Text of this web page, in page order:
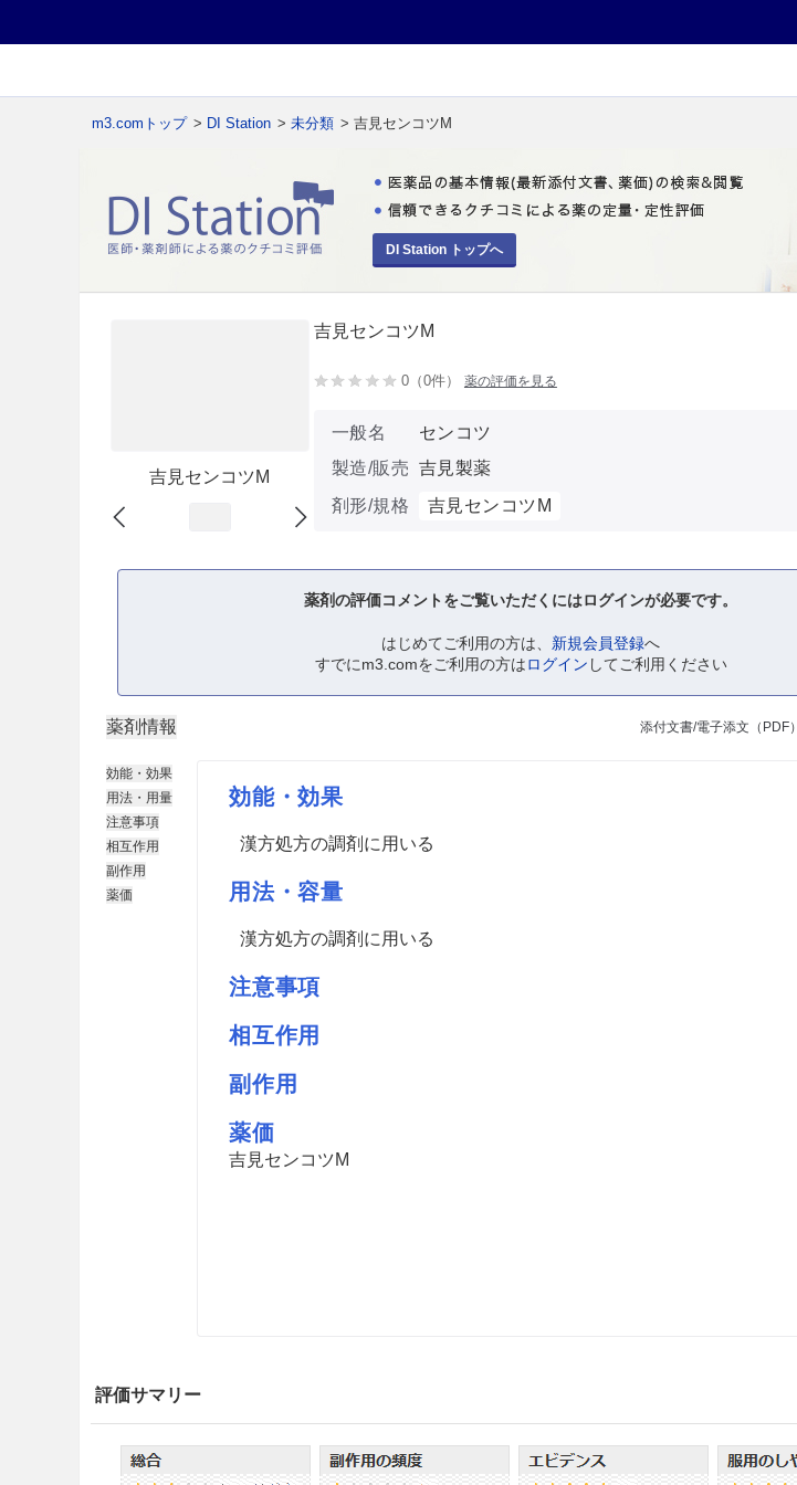
m3.comトップ > DI Station > 未分類 > 吉見センコツM
DI Station トップへ
吉見センコツM
吉見センコツM
0（0件） 薬の評価を見る
一般名
センコツ
製造/販売 吉見製薬
剤形/規格
吉見センコツM
薬剤の評価コメントをご覧いただくにはログインが必要です。
はじめてご利用の方は、 新規会員登録へ
すでにm3.comをご利用の方はログイン してご利用ください
薬剤情報 添付文書/電子添文（PDF）
効能・効果
用法・用量
注意事項
相互作用
副作用
薬価
効能・効果
漢方処方の調剤に用いる
用法・容量
漢方処方の調剤に用いる
注意事項
相互作用
副作用
薬価
吉見センコツM
評価サマリー